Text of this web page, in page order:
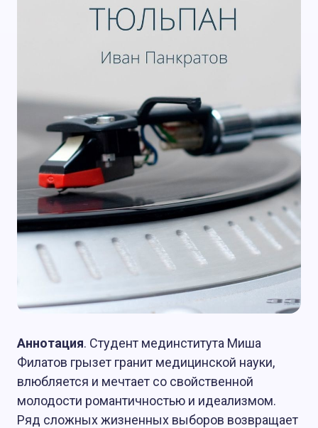
Аннотация. Студент мединститута Миша
Филатов грызет гранит медицинской науки,
влюбляется и мечтает со свойственной
молодости романтичностью и идеализмом.
Ряд сложных жизненных выборов возвращает